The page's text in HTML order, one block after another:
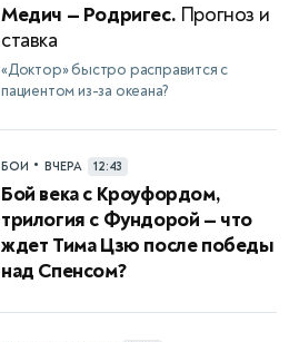
Медич — Родригес. Прогноз и
ставка
«Доктор» быстро расправится с
пациентом из-за океана?
БОИ • ВЧЕРА 12:43
Бой века с Кроуфордом,
трилогия с Фундорой — что
ждет Тима Цзю после победы
над Спенсом?